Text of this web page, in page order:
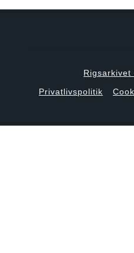
Rigsarkivet
Privatlivspolitik